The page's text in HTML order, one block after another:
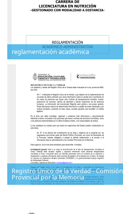
reglamentación académica
Registro Único de la Verdad - Comisión
Provincial por la Memoria